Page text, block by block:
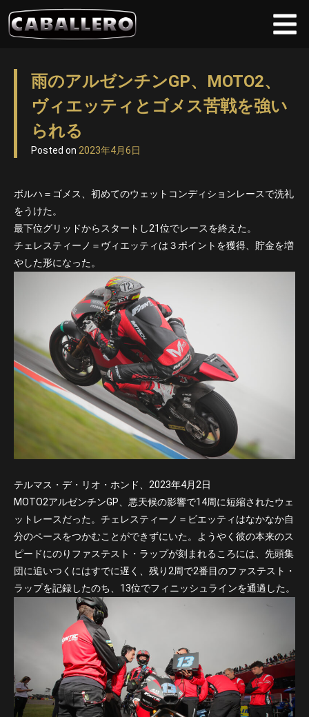
content雨のアルゼンチンGP、MOTO2、
ヴィエッティとゴメス苦戦を強い
られる
Posted on 2023年4月6日
ボルハ＝ゴメス、初めてのウェットコンディションレースで洗礼
をうけた。
最下位グリッドからスタートし21位でレースを終えた。
チェレスティーノ＝ヴィエッティは３ポイントを獲得、貯金を増
やした形になった。
テルマス・デ・リオ・ホンド、2023年4月2日
MOTO2アルゼンチンGP、悪天候の影響で14周に短縮されたウェ
ットレースだった。チェレスティーノ＝ビエッティはなかなか自
分のペースをつかむことができずにいた。ようやく彼の本来のス
ピードにのりファステスト・ラップが刻まれるころには、先頭集
団に追いつくにはすでに遅く、残り2周で2番目のファステスト・
ラップを記録したのち、13位でフィニッシュラインを通過した。